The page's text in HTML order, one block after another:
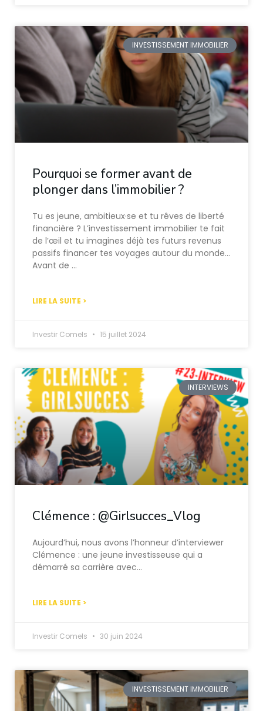
INVESTISSEMENT IMMOBILIER
Pourquoi se former avant de
plonger dans l’immobilier ?
Tu es jeune, ambitieux·se et tu rêves de liberté
financière ? L’investissement immobilier te fait
de l’œil et tu imagines déjà tes futurs revenus
passifs financer tes voyages autour du monde…
Avant de …
LIRE LA SUITE >
Investir Comels 15 juillet 2024
INTERVIEWS
Clémence : @Girlsucces_Vlog
Aujourd’hui, nous avons l’honneur d’interviewer
Clémence : une jeune investisseuse qui a
démarré sa carrière avec…
LIRE LA SUITE >
Investir Comels 30 juin 2024
INVESTISSEMENT IMMOBILIER